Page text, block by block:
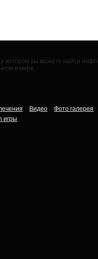
котором вы можете найти
в мире.
Видео
Фото галерея
игры